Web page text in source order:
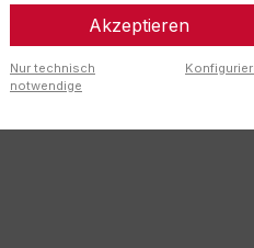
Akzeptieren
Nur technisch
notwendige